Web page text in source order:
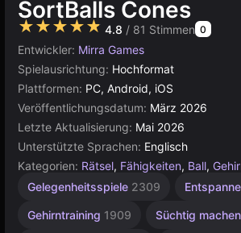
SortBalls Cones
★★★★★ 4.8 / 81 Stimmen 0
Entwickler: Mirra Games
Spielausrichtung: Hochformat
Plattformen: PC, Android, iOS
Veröffentlichungsdatum: März 2026
Letzte Aktualisierung: Mai 2026
Unterstützte Sprachen: Englisch
Kategorien: Rätsel, Fähigkeiten, Ball,
Gelegenheitsspiele 2309
Gehirntraining 1909 Süchtig